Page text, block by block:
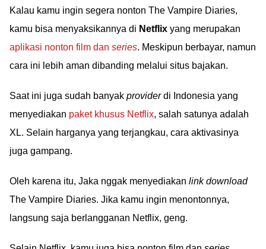
Kalau kamu ingin segera nonton The Vampire Diaries,
kamu bisa menyaksikannya di Netflix yang merupakan
aplikasi nonton film dan series. Meskipun berbayar, namun
cara ini lebih aman dibanding melalui situs bajakan.
Saat ini juga sudah banyak providerdi Indonesia yang
menyediakan paket khusus Netflix, salah satunya adalah
XL. Selain harganya yang terjangkau, cara aktivasinya
juga gampang.
Oleh karena itu, Jaka nggak menyediakan link download
The Vampire Diaries. Jika kamu ingin menontonnya,
langsung saja berlangganan Netflix, geng.